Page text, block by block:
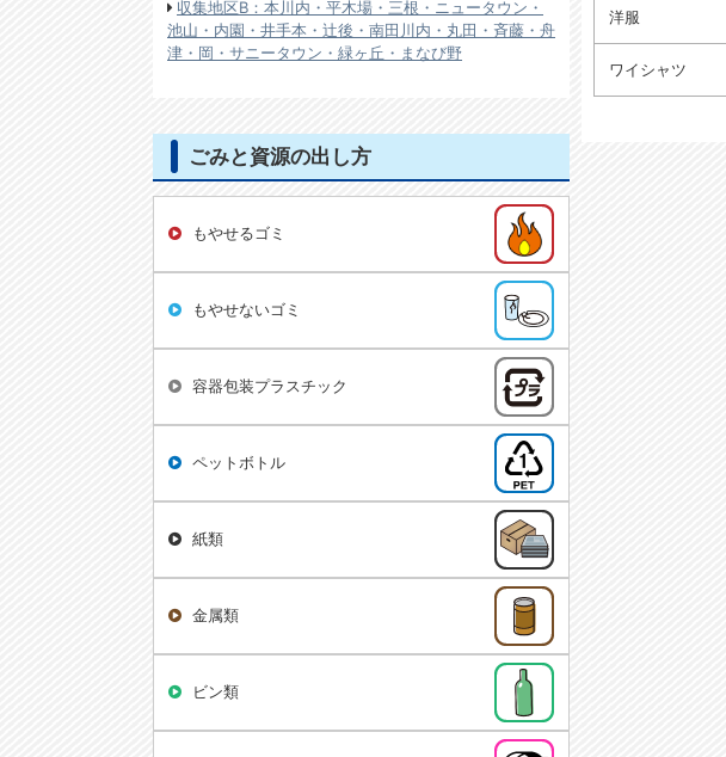
洋服
ワイシャツ
収集地区B：本川内・平木場・三根・ニュータウン・
池山・内園・井手本・辻後・南田川内・丸田・斉藤・舟
津・岡・サニータウン・緑ヶ丘・まなび野
ごみと資源の出し方
もやせるゴミ
もやせないゴミ
容器包装プラスチック
ペットボトル
紙類
金属類
ビン類